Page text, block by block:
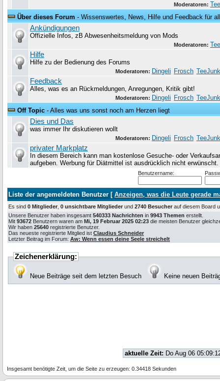
Moderatoren:
Über dieses Forum - Wissenswertes, News, Hilfe und Feedback für
Ankündigungen
Offizielle Infos, zB Abwesenheitsmeldung von Mods
Moderatoren:
Hilfe
Hilfe zu der Bedienung des Forums
Moderatoren: Dingeli Frosch
Feedback
Alles, was es an Rückmeldungen, Anregungen, Kritik gibt!
Moderatoren: Dingeli Frosch
Off Topic - Alles was uns sonst noch am Herzen liegt
Dies und Das
was immer Ihr diskutieren wollt
Moderatoren: Dingeli Frosch
privater Markplatz
In diesem Bereich kann man kostenlose Gesuche- oder
aufgeben. Werbung für Diätmittel ist ausdrücklich nicht erwünscht.
Benutzername:
Liste der angemeldeten Benutzer [ Anzeigen, was die Leute gerade
Es sind 0 Mitglieder 0 unsichtbare Mitglieder und 2740 Besucher auf diesem
Unsere Benutzer haben insgesamt 540333 Nachrichten in 9943 Themen erstellt.
Mit 93672 Benutzern waren am Mi, 19 Februar 2025 02:23 die meisten Benutzer
Wir haben 25640 registrierte Benutzer.
Das neueste registrierte Mitglied ist Claudius Schneider
Letzter Beitrag im Forum: Aw: Wenn essen deine Seele streichelt
Zeichenerklärung:
Neue Beiträge seit dem letzten Besuch Keine neuen
aktuelle Zeit: Do Aug 06
Insgesamt benötigte Zeit, um die Seite zu erzeugen: 0.34418 Sekunden